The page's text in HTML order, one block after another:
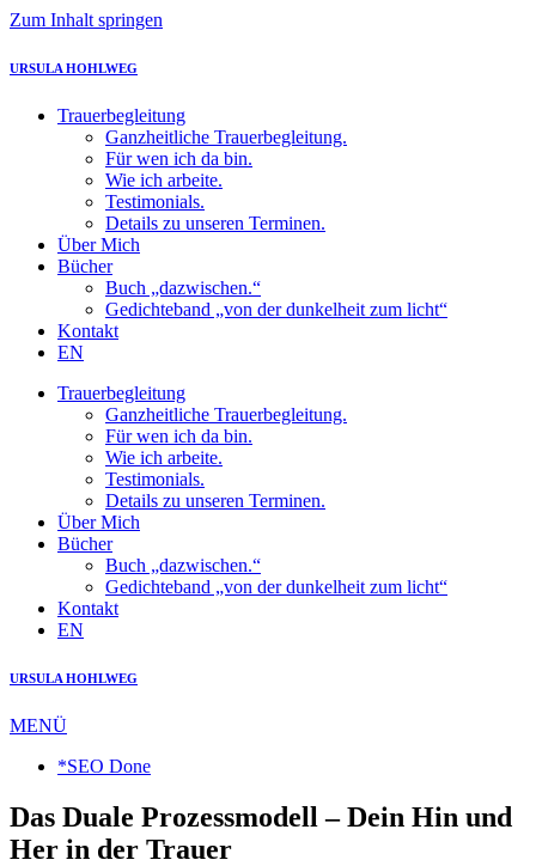
Zum Inhalt springen
URSULA HOHLWEG
Trauerbegleitung
Ganzheitliche Trauerbegleitung.
Für wen ich da bin.
Wie ich arbeite.
Testimonials.
Details zu unseren Terminen.
Über Mich
Bücher
Buch „dazwischen.“
Gedichteband „von der dunkelheit zum licht“
Kontakt
EN
Trauerbegleitung
Ganzheitliche Trauerbegleitung.
Für wen ich da bin.
Wie ich arbeite.
Testimonials.
Details zu unseren Terminen.
Über Mich
Bücher
Buch „dazwischen.“
Gedichteband „von der dunkelheit zum licht“
Kontakt
EN
URSULA HOHLWEG
MENÜ
*SEO Done
Das Duale Prozessmodell – Dein Hin und
Her in der Trauer